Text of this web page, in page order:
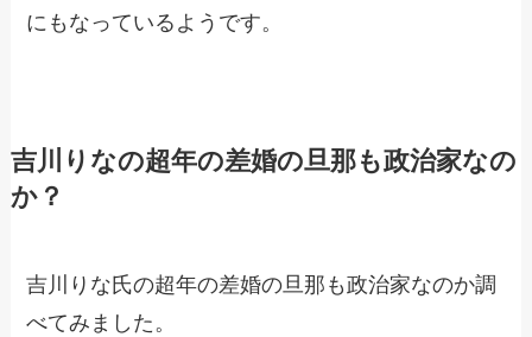
にもなっているようです。
吉川りなの超年の差婚の旦那も政治家なの
か？
吉川りな氏の超年の差婚の旦那も政治家なのか調
べてみました。